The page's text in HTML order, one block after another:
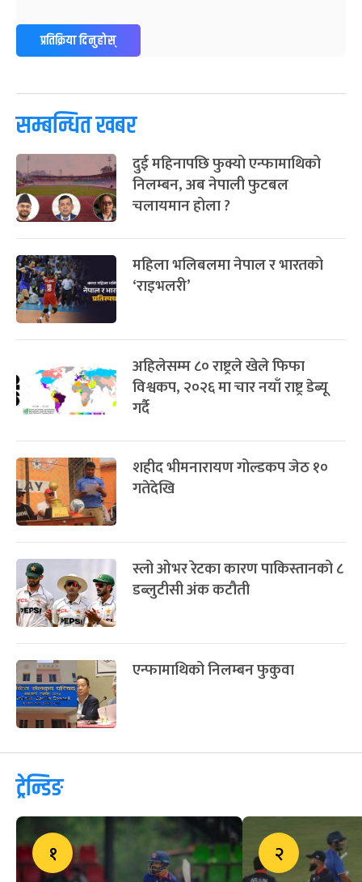
ग्याल्पो ल्होसार
फाल्गुन २५, २०८३
७ पूर्णिमा व्रत ७ महिना बाँकी
८
सोम -Mar 22, 2027
प्रतिक्रिया दिनुहोस्
सम्बन्धित खबर
दुई महिनापछि फुक्यो एन्फामाथिको
निलम्बन, अब नेपाली फुटबल
चलायमान होला ?
महिला भलिबलमा नेपाल र भारतको
‘राइभलरी’
अहिलेसम्म ८० राष्ट्रले खेले फिफा
विश्वकप, २०२६ मा चार नयाँ राष्ट्र डेब्यू
गर्दै
शहीद भीमनारायण गोल्डकप जेठ १०
गतेदेखि
स्लो ओभर रेटका कारण पाकिस्तानको ८
डब्लुटीसी अंक कटौती
एन्फामाथिको निलम्बन फुकुवा
ट्रेन्डिङ
१ २